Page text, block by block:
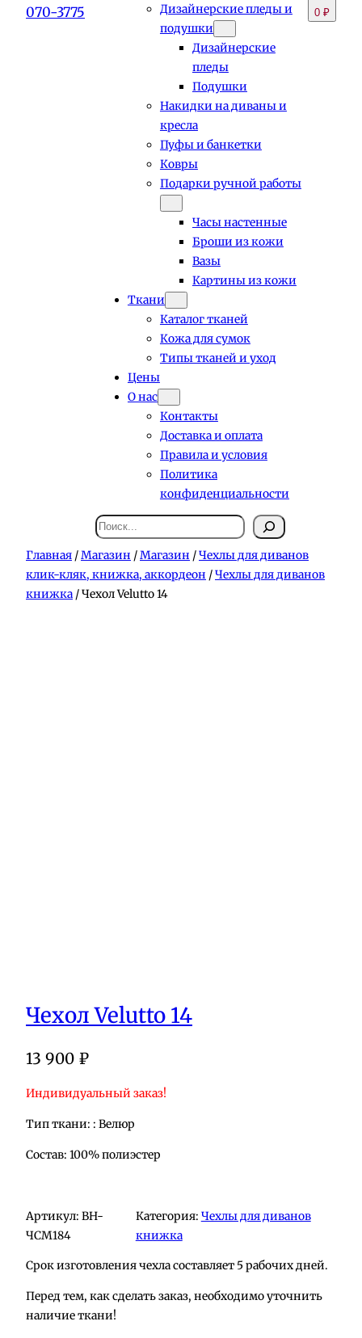
070-3775
Дизайнерские пледы и
подушки
Дизайнерские
пледы
Подушки
Накидки на диваны и
кресла
Пуфы и банкетки
Ковры
Подарки ручной работы
Часы настенные
Броши из кожи
Вазы
Картины из кожи
Ткани
Каталог тканей
Кожа для сумок
Типы тканей и уход
Цены
О нас
Контакты
Доставка и оплата
Правила и условия
Политика
конфиденциальности
Поиск
0 ₽
Главная /Магазин /Магазин /Чехлы для диванов
клик-кляк, книжка, аккордеон /Чехлы для диванов
книжка / Чехол Velutto 14
Чехол Velutto 14
13 900 ₽
Индивидуальный заказ!
Тип ткани: : Велюр
Состав: 100% полиэстер
Артикул: BH-
ЧСМ184
Категория: Чехлы для диванов
книжка
Срок изготовления чехла составляет 5 рабочих дней.
Перед тем, как сделать заказ, необходимо уточнить
наличие ткани!